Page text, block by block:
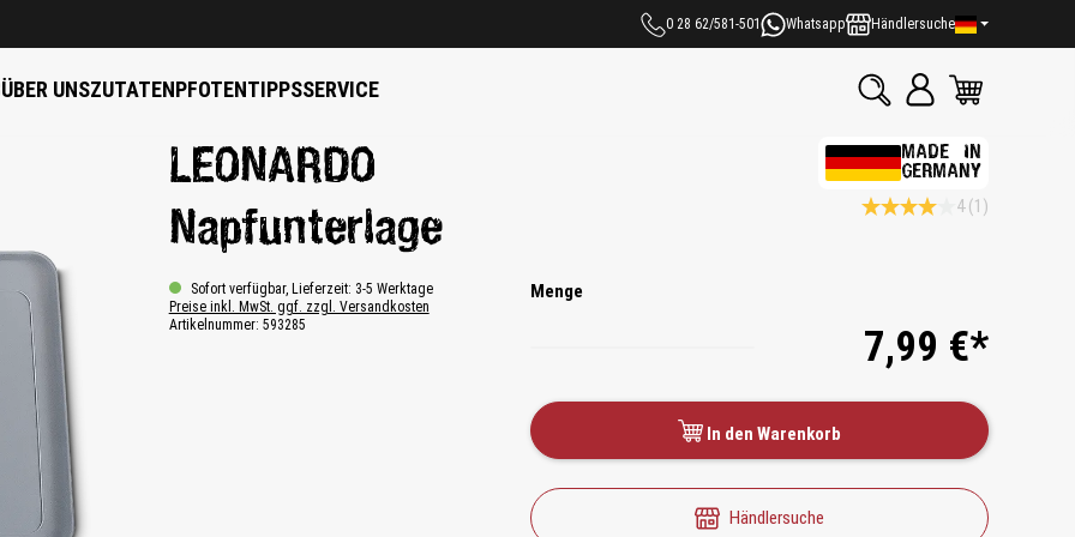
0 28 62/581-501 Whatsapp Händlersuche
ÜBER UNSZUTATENPFOTENTIPPSSERVICE
LEONARDO
Napfunterlage
MADE IN
GERMANY
4(1)
Sofort verfügbar, Lieferzeit: 3-5 Werktage
Preise inkl. MwSt. ggf. zzgl. Versandkosten
Artikelnummer: 593285
Menge
7,99 €*
In den Warenkorb
Händlersuche